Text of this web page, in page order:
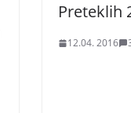
Preteklih
12.04. 2016